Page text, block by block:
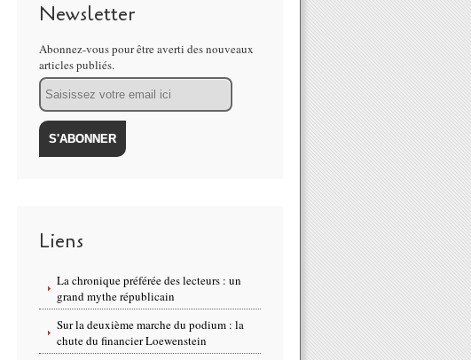
Newsletter
Abonnez-vous pour être averti des nouveaux
articles publiés.
Email
Liens
La chronique préférée des lecteurs : un
grand mythe républicain
Sur la deuxième marche du podium : la
chute du financier Loewenstein